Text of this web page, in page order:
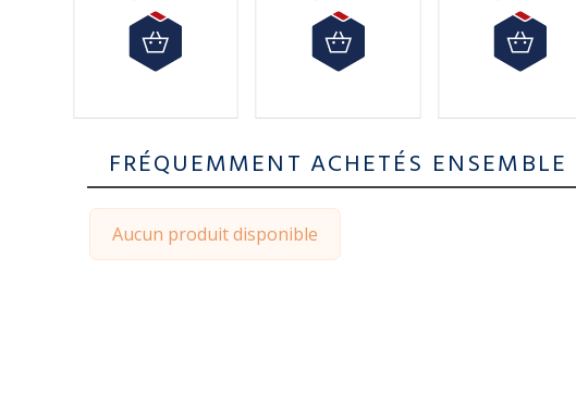
FRÉQUEMMENT ACHETÉS ENSEMBLE
Aucun produit disponible